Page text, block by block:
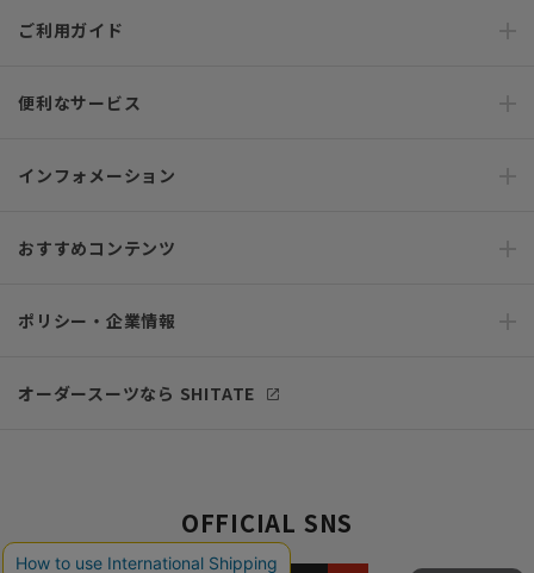
ご利用ガイド
便利なサービス
インフォメーション
おすすめコンテンツ
ポリシー・企業情報
オーダースーツなら SHITATE
OFFICIAL SNS